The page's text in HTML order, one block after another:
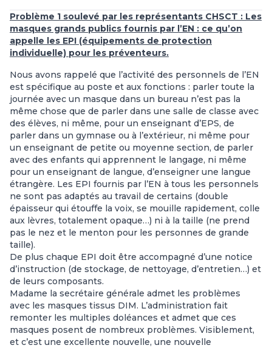
Problème 1 soulevé par les représentants CHSCT : Les
masques grands publics fournis par l’EN : ce qu’on
appelle les EPI (équipements de protection
individuelle) pour les préventeurs.
Nous avons rappelé que l’activité des personnels de l’EN
est spécifique au poste et aux fonctions : parler toute la
journée avec un masque dans un bureau n’est pas la
même chose que de parler dans une salle de classe avec
des élèves, ni même, pour un enseignant d’EPS, de
parler dans un gymnase ou à l’extérieur, ni même pour
un enseignant de petite ou moyenne section, de parler
avec des enfants qui apprennent le langage, ni même
pour un enseignant de langue, d’enseigner une langue
étrangère. Les EPI fournis par l’EN à tous les personnels
ne sont pas adaptés au travail de certains (double
épaisseur qui étouffe la voix, se mouille rapidement, colle
aux lèvres, totalement opaque…) ni à la taille (ne prend
pas le nez et le menton pour les personnes de grande
taille).
De plus chaque EPI doit être accompagné d’une notice
d’instruction (de stockage, de nettoyage, d’entretien…) et
de leurs composants.
Madame la secrétaire générale admet les problèmes
avec les masques tissus DIM. L’administration fait
remonter les multiples doléances et admet que ces
masques posent de nombreux problèmes. Visiblement,
et c’est une excellente nouvelle, une nouvelle